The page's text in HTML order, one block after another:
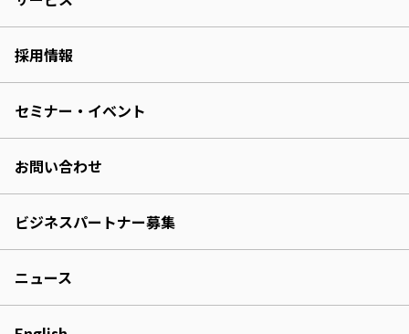
採用情報
セミナー・イベント
お問い合わせ
ビジネスパートナー募集
ニュース